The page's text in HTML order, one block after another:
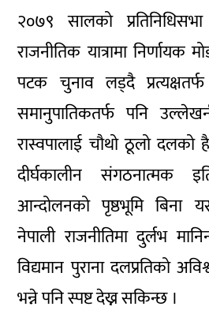
२०७९ सालको प्रतिनिधिसभा
राजनीतिक यात्रामा निर्णायक
पटक चुनाव लड्दै
समानुपातिकतर्फ पनि
रास्वपालाई चौथो ठूलो दलको
दीर्घकालीन संगठनात्मक
आन्दोलनको पृष्ठभूमि बिना
नेपाली राजनीतिमा दुर्लभ
विद्यमान पुराना दलप्रतिको
भन्ने पनि स्पष्ट देख्न सकिन्छ ।